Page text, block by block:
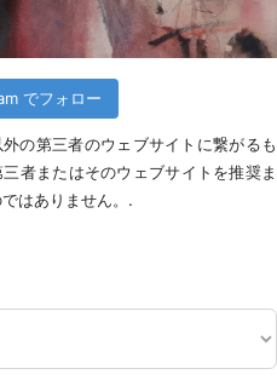
でフォロー
の第三者のウェブサイトに繋がるも
者またはそのウェブサイトを推奨ま
はありません。.